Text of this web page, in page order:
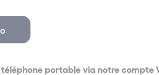
portable via notre compte